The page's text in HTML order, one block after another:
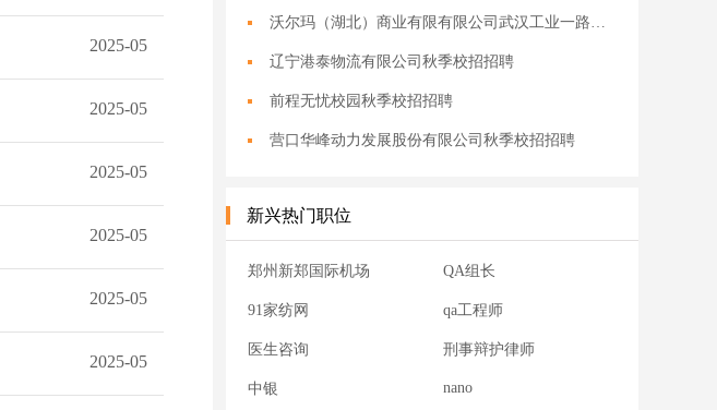
2025-05
2025-05
2025-05
2025-05
2025-05
2025-05
沃尔玛（湖北）商业有限有限公司武汉工业一路分店秋季校招招聘
辽宁港泰物流有限公司秋季校招招聘
前程无忧校园秋季校招招聘
营口华峰动力发展股份有限公司秋季校招招聘
新兴热门职位
郑州新郑国际机场 QA组长
91家纺网 qa工程师
医生咨询 刑事辩护律师
中银 nano